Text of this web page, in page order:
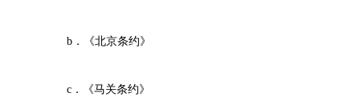
b．《北京条约》
c．《马关条约》